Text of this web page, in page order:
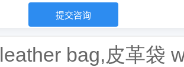
leather bag,皮革袋